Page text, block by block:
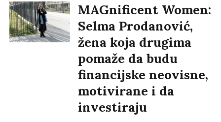
MAGnificent Women:
Selma Prodanović,
žena koja drugima
pomaže da budu
financijske neovisne,
motivirane i da
investiraju